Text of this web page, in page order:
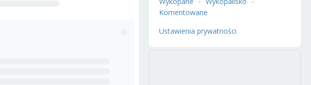
Komentowane
Ustawienia prywatności